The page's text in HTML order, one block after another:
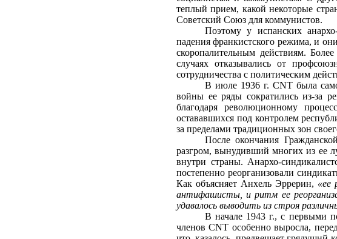
теплый прием, какой некоторые
Советский Союз для коммунистов.
Поэтому у испанских
падения франкистского режима, и
скоропалительным действиям.
случаях отказывались от
сотрудничества с политическим
В июле 1936 г. CNT была
войны ее ряды сократились из-за
благодаря революционному
остававшихся под контролем
за пределами традиционных зон
После окончания
разгром, вынудивший многих из ее
внутри страны. Анархо-
постепенно реорганизовали
Как объясняет Анхель Эррерин, «ее
антифашисты, и ритм ее
удавалось выводить из строя
В начале 1943 г., с первыми
членов CNT особенно выросла,